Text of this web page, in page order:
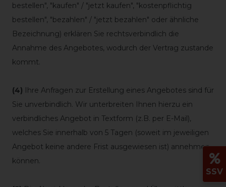
bestellen", "kaufen" / "jetzt kaufen", "kostenpflichtig
bestellen", "bezahlen" / "jetzt bezahlen" oder ähnliche
Bezeichnung) erklären Sie rechtsverbindlich die
Annahme des Angebotes, wodurch der Vertrag zustande
kommt.
(4) Ihre Anfragen zur Erstellung eines Angebotes sind für
Sie unverbindlich. Wir unterbreiten Ihnen hierzu ein
verbindliches Angebot in Textform (z.B. per E-Mail),
welches Sie innerhalb von 5 Tagen (soweit im jeweiligen
Angebot keine andere Frist ausgewiesen ist) annehmen
können.
SSV